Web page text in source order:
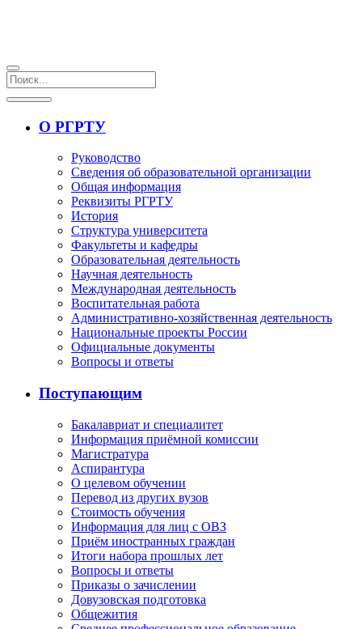
О РГРТУ
Руководство
Сведения об образовательной организации
Общая информация
Реквизиты РГРТУ
История
Структура университета
Факультеты и кафедры
Образовательная деятельность
Научная деятельность
Международная деятельность
Воспитательная работа
Административно-хозяйственная деятельность
Национальные проекты России
Официальные документы
Вопросы и ответы
Поступающим
Бакалавриат и специалитет
Информация приёмной комиссии
Магистратура
Аспирантура
О целевом обучении
Перевод из других вузов
Стоимость обучения
Информация для лиц с ОВЗ
Приём иностранных граждан
Итоги набора прошлых лет
Вопросы и ответы
Приказы о зачислении
Довузовская подготовка
Общежития